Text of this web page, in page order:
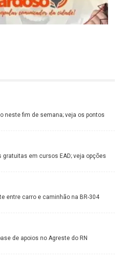
neste fim de semana; veja os pontos
gratuitas em cursos EAD; veja opções
entre carro e caminhão na BR-304
de apoios no Agreste do RN